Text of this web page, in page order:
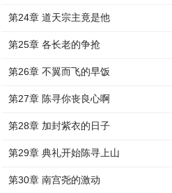
第24章 道天宗主竟是他
第25章 各长老的争抢
第26章 不翼而飞的早饭
第27章 陈寻你丧良心啊
第28章 加封紫衣的日子
第29章 典礼开始陈寻上山
第30章 南宫尧的激动